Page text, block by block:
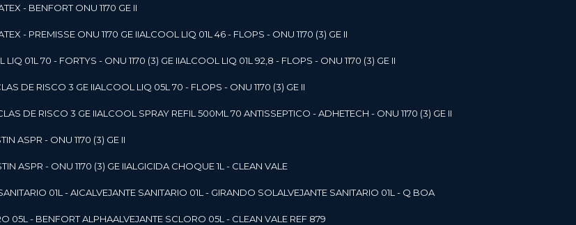
- BENFORT ONU 1170 GE II
- PREMISSE ONU 1170 GE II ALCOOL LIQ 01L 46 - FLOPS - ONU 1170 (3) GE II
LIQ 01L 70 - FORTYS - ONU 1170 (3) GE II ALCOOL LIQ 01L 92,8 - FLOPS - ONU 1170 (3) GE II
DE RISCO 3 GE II ALCOOL LIQ 05L 70 - FLOPS - ONU 1170 (3) GE II
DE RISCO 3 GE II ALCOOL SPRAY REFIL 500ML 70 ANTISSEPTICO - ADHETECH - ONU 1170 (3) GE II
ASPR - ONU 1170 (3) GE II
ASPR - ONU 1170 (3) GE II ALGICIDA CHOQUE 1L - CLEAN VALE
01L - AIC ALVEJANTE SANITARIO 01L - GIRANDO SOL ALVEJANTE SANITARIO 01L - Q BOA
05L - BENFORT ALPHA ALVEJANTE SCLORO 05L - CLEAN VALE REF 879